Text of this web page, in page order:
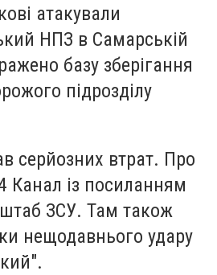
атакували
НПЗ в Самарській
базу зберігання
підрозділу
серйозних втрат. Про
Канал із посиланням
ЗСУ. Там також
нещодавнього удару